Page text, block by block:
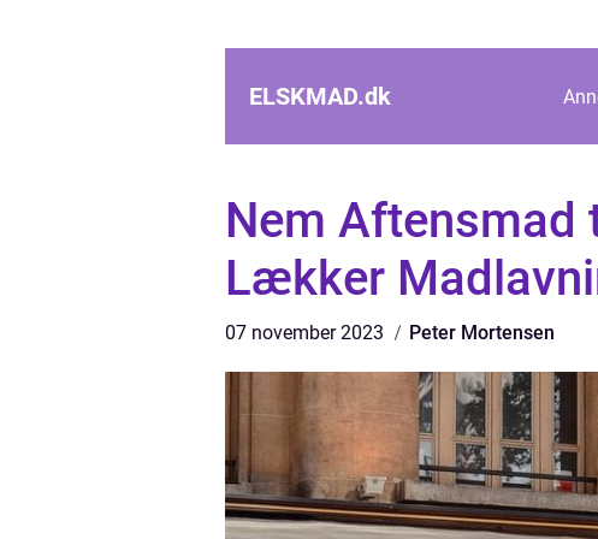
ELSKMAD.dk
Nem Aftensmad
Lækker
07 november 2023 Peter Mortensen